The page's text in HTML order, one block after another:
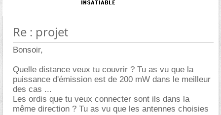
Re : projet
Bonsoir,
Quelle distance veux tu couvrir ? Tu as vu que la
puissance d'émission est de 200 mW dans le meilleur
des cas ...
Les ordis que tu veux connecter sont ils dans la
même direction ? Tu as vu que les antennes choisies